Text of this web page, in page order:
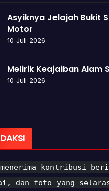
Asyiknya Jelajah Bukit
Motor
10 Juli 2026
Melirik Keajaiban Alam
10 Juli 2026
menerima kontribusi
dan foto yang selaras